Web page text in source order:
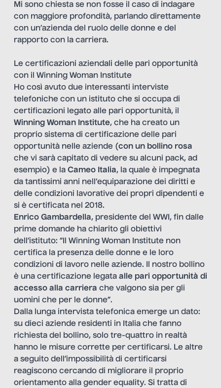
Mi sono chiesta se non fosse il caso di indagare
con maggiore profondità, parlando direttamente
con un’azienda del ruolo delle donne e del
rapporto con la carriera.
Le certificazioni aziendali delle pari opportunità
con il Winning Woman Institute
Ho così avuto due interessanti interviste
telefoniche con un istituto che si occupa di
certificazioni legato alle pari opportunità, il
Winning Woman Institute, che ha creato un
proprio sistema di certificazione delle pari
opportunità nelle aziende (con un bollino rosa
che vi sarà capitato di vedere su alcuni pack, ad
esempio) e la Cameo Italia, la quale è impegnata
da tantissimi anni nell’equiparazione dei diritti e
delle condizioni lavorative dei propri dipendenti e
si è certificata nel 2018.
Enrico Gambardella, presidente del WWI, fin dalle
prime domande ha chiarito gli obiettivi
dell’istituto: “Il Winning Woman Institute non
certifica la presenza delle donne e le loro
condizioni di lavoro nelle aziende. Il nostro bollino
è una certificazione legata alle pari opportunità di
accesso alla carriera che valgono sia per gli
uomini che per le donne”.
Dalla lunga intervista telefonica emerge un dato:
su dieci aziende residenti in Italia che fanno
richiesta del bollino, solo tre-quattro in realtà
hanno le misure corrette per certificarsi. Le altre
a seguito dell’impossibilità di certificarsi
reagiscono cercando di migliorare il proprio
orientamento alla gender equality. Si tratta di